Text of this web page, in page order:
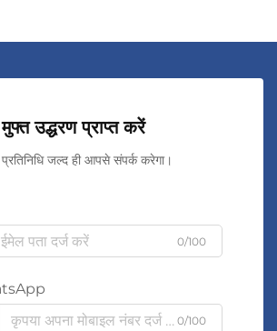
मुफ्त उद्धरण प्राप्त करें
प्रतिनिधि जल्द ही आपसे संपर्क करेगा।
0/100
0/100